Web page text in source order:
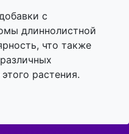
с
длиннолистной
что также
растения.